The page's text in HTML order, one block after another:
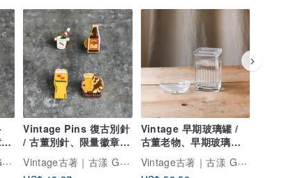
Vintage古著｜古漾 GoYoung
Vintage Pins 復古別針
/ 古董別針、限量徽章胸
針、古董徽章
Vintage古著｜古漾 GoYoung
Vintage 早期玻璃罐 /
古董老物、早期玻璃
罐、老玻璃罐
Vintage古著｜古漾 GoYoung